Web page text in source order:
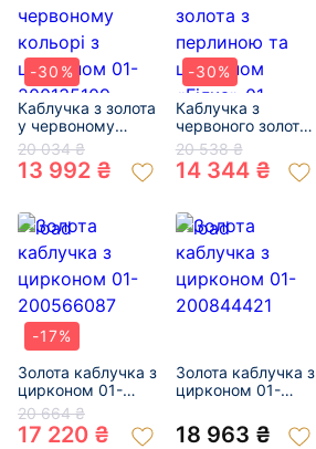
-30%
Каблучка з золота
у червоному
кольорі з
цирконом 01-
200135109
20 034 ₴
13 992 ₴
-30%
Каблучка з
червоного золота
з перлиною та
цирконом «Гілка»
01-200252925
20 538 ₴
14 344 ₴
-17%
Золота каблучка з
цирконом 01-
200566087
20 664 ₴
17 220 ₴
Золота каблучка з
цирконом 01-
18 963 ₴